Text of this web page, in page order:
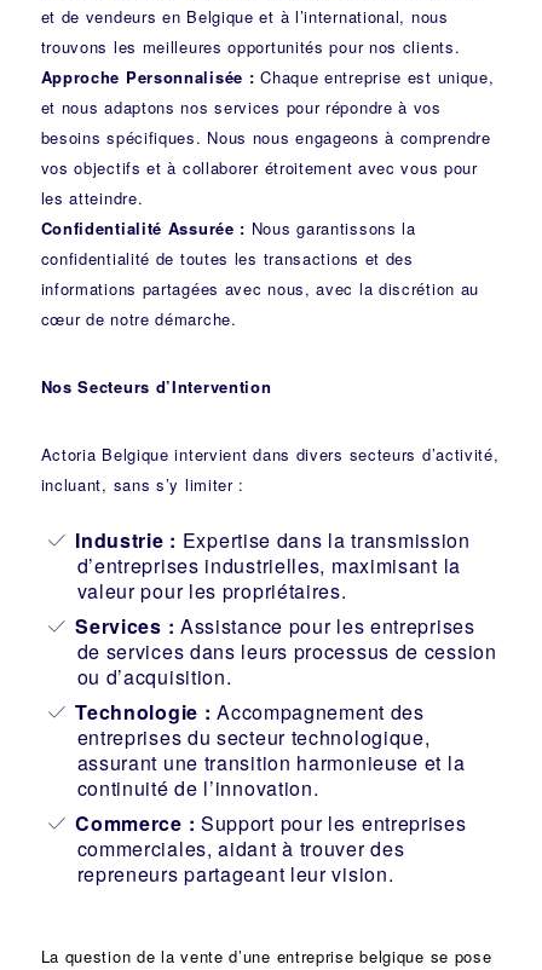
et de vendeurs en Belgique et à l’international, nous
trouvons les meilleures opportunités pour nos clients.
Approche Personnalisée : Chaque entreprise est unique,
et nous adaptons nos services pour répondre à vos
besoins spécifiques. Nous nous engageons à comprendre
vos objectifs et à collaborer étroitement avec vous pour
les atteindre.
Confidentialité Assurée : Nous garantissons la
confidentialité de toutes les transactions et des
informations partagées avec nous, avec la discrétion au
cœur de notre démarche.
Nos Secteurs d’Intervention
Actoria Belgique intervient dans divers secteurs d’activité,
incluant, sans s’y limiter :
Industrie : Expertise dans la transmission
d’entreprises industrielles, maximisant la
valeur pour les propriétaires.
Services : Assistance pour les entreprises
de services dans leurs processus de cession
ou d’acquisition.
Technologie : Accompagnement des
entreprises du secteur technologique,
assurant une transition harmonieuse et la
continuité de l’innovation.
Commerce : Support pour les entreprises
commerciales, aidant à trouver des
repreneurs partageant leur vision.
La question de la vente d’une entreprise belgique se pose